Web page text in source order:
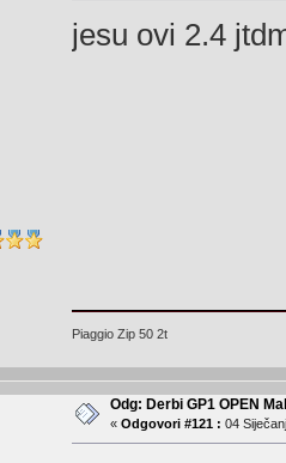
jesu ovi 2.4
Piaggio Zip 50 2t
Odg: Derbi GP1 OPEN
« Odgovori #121 : 04